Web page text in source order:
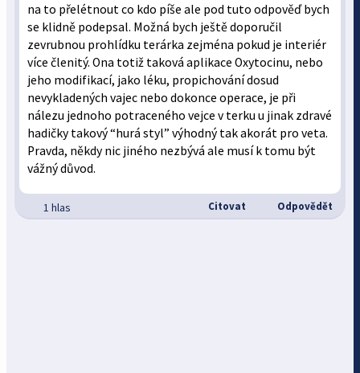
na to přelétnout co kdo píše ale pod tuto odpověď bych
se klidně podepsal. Možná bych ještě doporučil
zevrubnou prohlídku terárka zejména pokud je interiér
více členitý. Ona totiž taková aplikace Oxytocinu, nebo
jeho modifikací, jako léku, propichování dosud
nevykladených vajec nebo dokonce operace, je při
nálezu jednoho potraceného vejce v terku u jinak zdravé
hadičky takový “hurá styl” výhodný tak akorát pro veta.
Pravda, někdy nic jiného nezbývá ale musí k tomu být
vážný důvod.
1 hlas Citovat Odpovědět